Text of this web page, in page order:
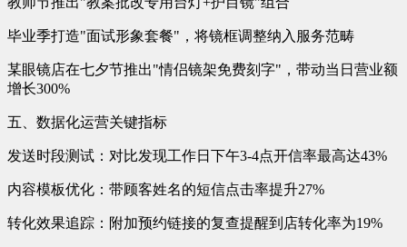
毕业季打造"面试形象套餐"，将镜框调整纳入服务范畴
某眼镜店在七夕节推出"情侣镜架免费刻字"，带动当日营业额
增长300%
五、数据化运营关键指标
发送时段测试：对比发现工作日下午3-4点开信率最高达43%
内容模板优化：带顾客姓名的短信点击率提升27%
转化效果追踪：附加预约链接的复查提醒到店转化率为19%